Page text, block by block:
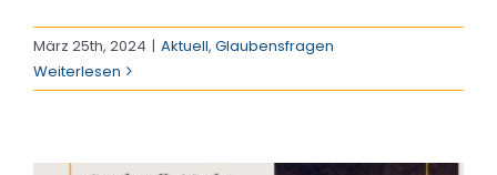
März 25th, 2024 | Aktuell, Glaubensfragen
Weiterlesen